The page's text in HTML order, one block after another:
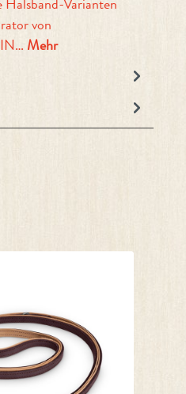
Varianten
von
Mehr